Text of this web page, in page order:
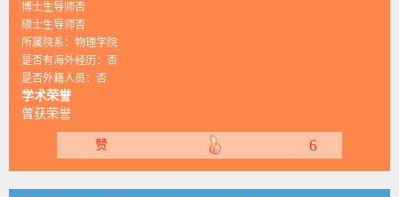
博士生导师否
硕士生导师否
所属院系：物理学院
是否有海外经历：否
是否外籍人员：否
学术荣誉
曾获荣誉
赞 6